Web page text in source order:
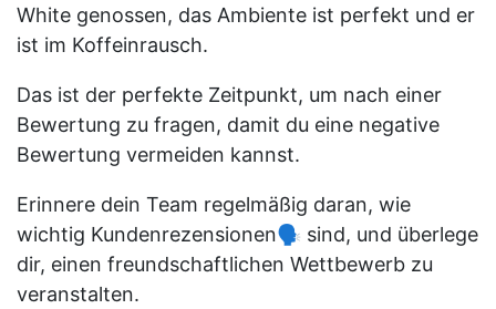
White genossen, das Ambiente ist perfekt und er
ist im Koffeinrausch.
Das ist der perfekte Zeitpunkt, um nach einer
Bewertung zu fragen, damit du eine negative
Bewertung vermeiden kannst.
Erinnere dein Team regelmäßig daran, wie
wichtig Kundenrezensionen🗣️ sind, und überlege
dir, einen freundschaftlichen Wettbewerb zu
veranstalten.